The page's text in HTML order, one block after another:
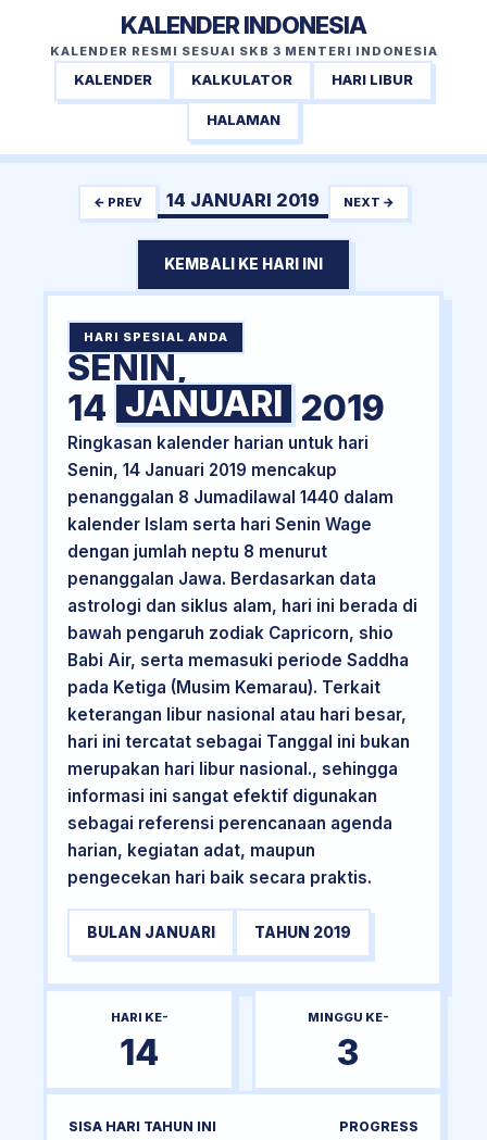
KALENDER INDONESIA
KALENDER RESMI SESUAI SKB 3 MENTERI INDONESIA
KALENDER KALKULATOR HARI LIBUR
HALAMAN
← PREV 14 JANUARI 2019 NEXT →
KEMBALI KE HARI INI
HARI SPESIAL ANDA
SENIN,
14 JANUARI 2019
Ringkasan kalender harian untuk hari
Senin, 14 Januari 2019 mencakup
penanggalan 8 Jumadilawal 1440 dalam
kalender Islam serta hari Senin Wage
dengan jumlah neptu 8 menurut
penanggalan Jawa. Berdasarkan data
astrologi dan siklus alam, hari ini berada di
bawah pengaruh zodiak Capricorn, shio
Babi Air, serta memasuki periode Saddha
pada Ketiga (Musim Kemarau). Terkait
keterangan libur nasional atau hari besar,
hari ini tercatat sebagai Tanggal ini bukan
merupakan hari libur nasional., sehingga
informasi ini sangat efektif digunakan
sebagai referensi perencanaan agenda
harian, kegiatan adat, maupun
pengecekan hari baik secara praktis.
BULAN JANUARI TAHUN 2019
HARI KE-
14
MINGGU KE-
3
SISA HARI TAHUN INI PROGRESS